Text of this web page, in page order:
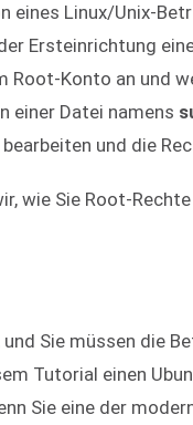
eines Linux/Unix-
Ersteinrichtung
Konto an und
einer Datei namens
und die
wie Sie Root-
Sie müssen die
Tutorial einen
Sie eine der